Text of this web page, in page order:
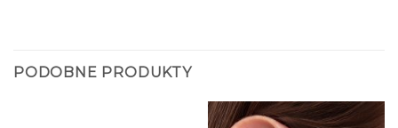
PODOBNE PRODUKTY